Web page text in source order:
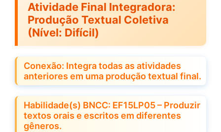
Atividade Final Integradora:
Produção Textual Coletiva
(Nível: Difícil)
Conexão: Integra todas as atividades
anteriores em uma produção textual final.
Habilidade(s) BNCC: EF15LP05 – Produzir
textos orais e escritos em diferentes
gêneros.